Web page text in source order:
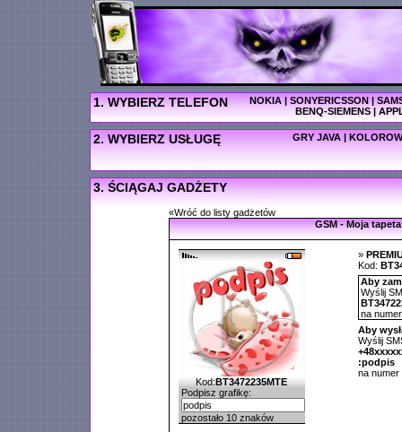
1. WYBIERZ TELEFON NOKIA|SONYERICSSON|
BENQ-SIEMENS|
2. WYBIERZ USŁUGĘ GRY JAVA |
3. ŚCIĄGAJ GADŻETY
«Wróć do listy gadżetów
GSM - Moja tapeta
Kod:BT3472235MTE
Podpisz grafikę:
pozostało 10znaków
»
Kod:
Aby
Wyślij
na
Aby
Wyślij
:podpis
na numer